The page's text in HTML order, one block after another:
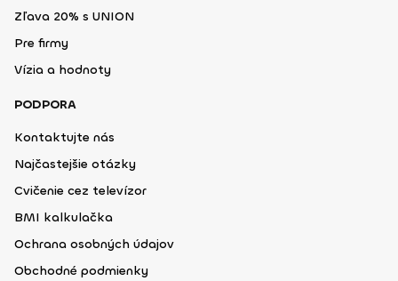
Zľava 20% s UNION
Pre firmy
Vízia a hodnoty
PODPORA
Kontaktujte nás
Najčastejšie otázky
Cvičenie cez televízor
BMI kalkulačka
Ochrana osobných údajov
Obchodné podmienky